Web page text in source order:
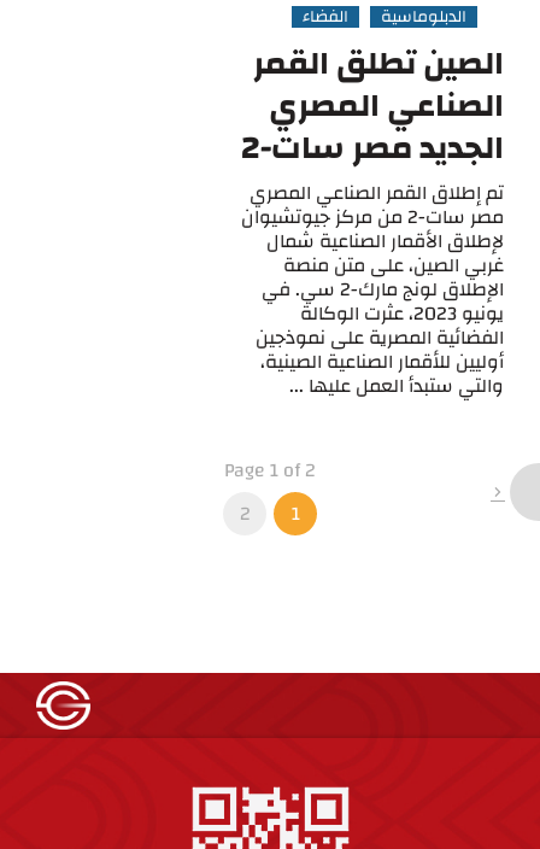
الدبلوماسية الفضاء
الصين تطلق القمر
الصناعي المصري
الجديد مصر سات-2
تم إطلاق القمر الصناعي المصري
مصر سات-2 من مركز جيوتشيوان
لإطلاق الأقمار الصناعية شمال
غربي الصين، على متن منصة
الإطلاق لونج مارك-2 سي. في
يونيو 2023، عثرت الوكالة
الفضائية المصرية على نموذجين
أوليين للأقمار الصناعية الصينية،
والتي ستبدأ العمل عليها ...
Page 1 of 2
1
2